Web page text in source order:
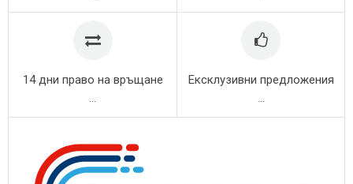
14 дни право на връщане Ексклузивни предложения